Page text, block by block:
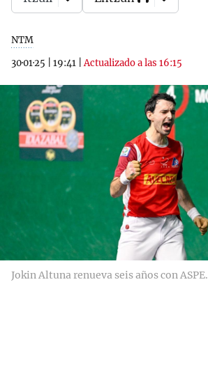
NTM
30·01·25
19:41 |Actualizado a las 16:15
Jokin Altuna renueva seis años con ASPE.